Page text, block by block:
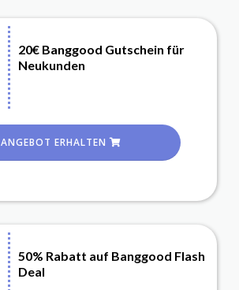
20€ Banggood Gutschein für
Neukunden
ANGEBOT ERHALTEN
50% Rabatt auf Banggood Flash
Deal